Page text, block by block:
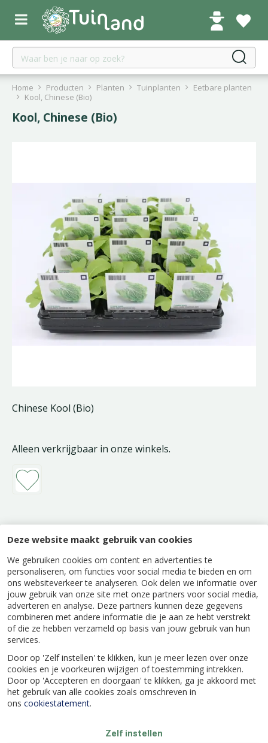
Deze website maakt gebruik van cookies
We gebruiken cookies om content en advertenties te
personaliseren, om functies voor social media te bieden en om
ons websiteverkeer te analyseren. Ook delen we informatie over
jouw gebruik van onze site met onze partners voor social media,
adverteren en analyse. Deze partners kunnen deze gegevens
combineren met andere informatie die je aan ze hebt verstrekt
of die ze hebben verzameld op basis van jouw gebruik van hun
services.
Door op 'Zelf instellen' te klikken, kun je meer lezen over onze
cookies en je voorkeuren wijzigen of toestemming intrekken.
Door op 'Accepteren en doorgaan' te klikken, ga je akkoord met
het gebruik van alle cookies zoals omschreven in
ons cookiestatement.
Zelf instellen
r
Home Producten Planten Tuinplanten
Eetbare planten
Kool, Chinese (Bio)
Kool, Chinese (Bio)
Chinese Kool (Bio)
Alleen verkrijgbaar in onze winkels.
Beschrijving
Kool, Chinese (Bio)
Specificaties
EAN code 8713024010819
Latijnse naam